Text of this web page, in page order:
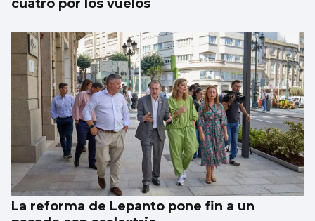
cuatro por los vuelos
La reforma de Lepanto pone fin a un